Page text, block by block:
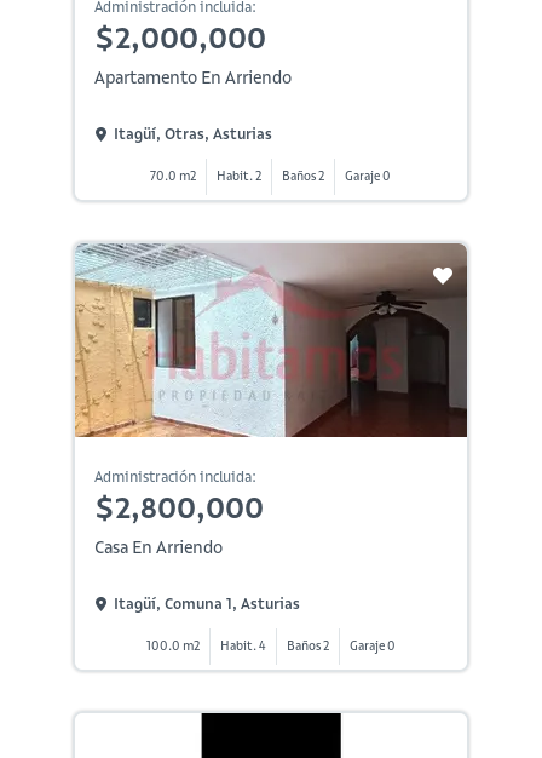
Administración incluida:
$2,000,000
Apartamento En Arriendo
Itagüí, Otras, Asturias
70.0 m2 Habit. 2 Baños 2 Garaje 0
Administración incluida:
$2,800,000
Casa En Arriendo
Itagüí, Comuna 1, Asturias
100.0 m2 Habit. 4 Baños 2 Garaje 0